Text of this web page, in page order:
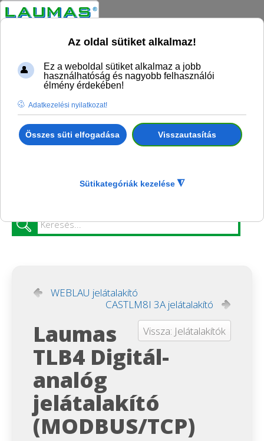
Az oldal sütiket alkalmaz!
Ez a weboldal sütiket alkalmaz a jobb
használhatóság és nagyobb felhasználói
élmény érdekében!
Adatkezelési nyilatkozat!
Összes süti elfogadása Visszautasítás
Sütikategóriák kezelése ◮
Ön itt van:Kezdőlap Termék katalógus
Mérő elektronikák
WEBLAU jelátalakító
CASTLM8I 3A jelátalakító
Vissza: Jelátalakítók
Laumas
TLB4 Digitál-
analóg
jelátalakító
(MODBUS/TCP)